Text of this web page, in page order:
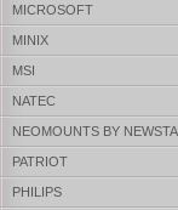
MICROSOFT
MINIX
MSI
NATEC
NEOMOUNTS BY
PATRIOT
PHILIPS